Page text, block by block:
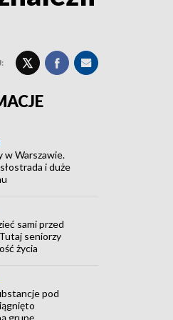
w Warszawie.
i duże
sami przed
seniorzy
życia
pod
grupę